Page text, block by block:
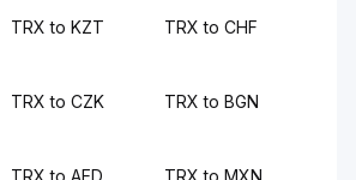
TRX to KZT TRX to CHF
TRX to CZK TRX to BGN
TRX to AED TRX to MXN